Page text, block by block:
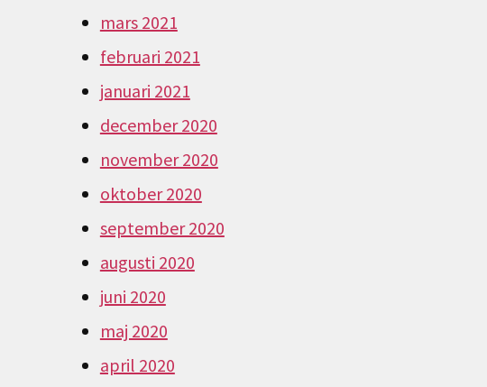
mars 2021
februari 2021
januari 2021
december 2020
november 2020
oktober 2020
september 2020
augusti 2020
juni 2020
maj 2020
april 2020